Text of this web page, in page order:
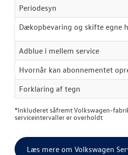
Periodesyn
Dækopbevaring og skifte egne
Adblue i mellem service
Hvornår kan abonnementet
Forklaring af tegn
*Inkluderet såfremt Volkswagen-
serviceintervaller er overholdt
Læs mere om Volkswagen